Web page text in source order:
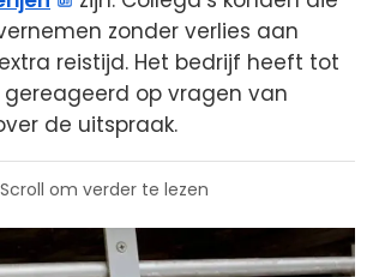
zonder verlies aan
reistijd. Het bedrijf heeft tot
op vragen van
de uitspraak.
Scroll om verder te lezen